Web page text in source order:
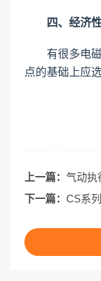
四、经济
有很多电磁
点的基础上应
上一篇： 气动执
下一篇： CS系